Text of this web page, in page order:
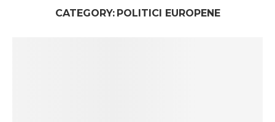
CATEGORY: POLITICI EUROPENE